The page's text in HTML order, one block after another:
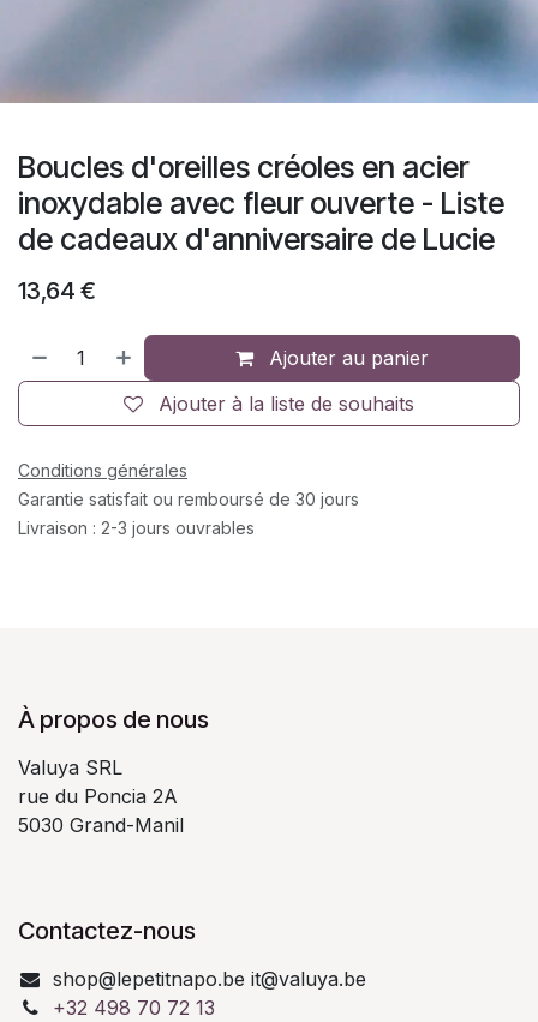
Boucles d'oreilles créoles en acier
inoxydable avec fleur ouverte - Liste
de cadeaux d'anniversaire de Lucie
13,64 €
Ajouter au panier
Ajouter à la liste de souhaits
Conditions générales
Garantie satisfait ou remboursé de 30 jours
Livraison : 2-3 jours ouvrables
À propos de nous
Valuya SRL
rue du Poncia 2A
5030 Grand-Manil
Contactez-nous
shop@lepetitnapo.be it@valuya.be
+32 498 70 72 13